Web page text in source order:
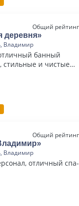
Общий рейтинг
деревня»
Владимир
банный
стильные и чистые
Общий рейтинг
Владимир
отличный спа-